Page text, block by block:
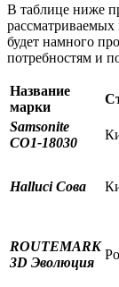
В таблице ниже
будет намного
потребностям и
Название
марки
Samsonite
CO1-18030
Halluci Сова
ROUTEMARK
3D Эволюция